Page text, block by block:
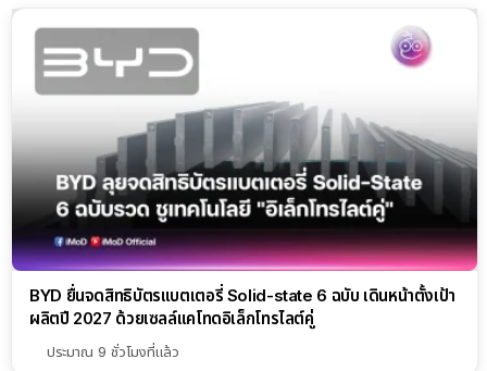
BYD ยื่นจดสิทธิบัตรแบตเตอรี่ Solid-state 6 ฉบับ เดินหน้าตั้งเป้า
ผลิตปี 2027 ด้วยเซลล์แคโทดอิเล็กโทรไลต์คู่
ประมาณ 9 ชั่วโมงที่แล้ว